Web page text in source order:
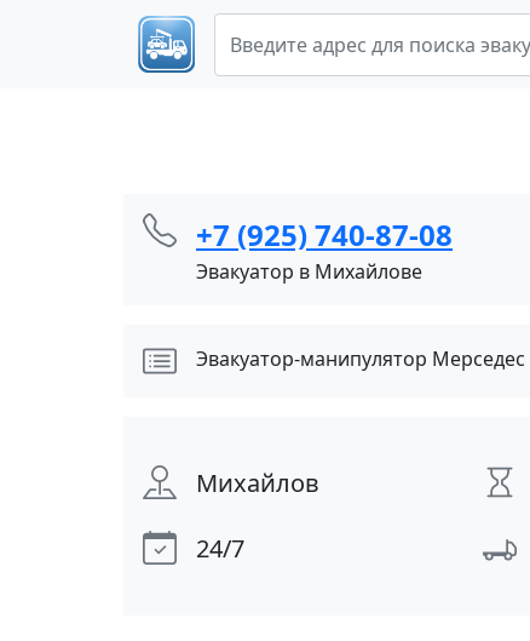
+7 (925) 740-87-08
Эвакуатор в Михайлове
Эвакуатор-манипулятор Мерседес
Михайлов
24/7